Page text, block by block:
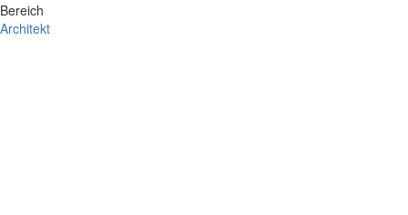
Bereich
Architekt